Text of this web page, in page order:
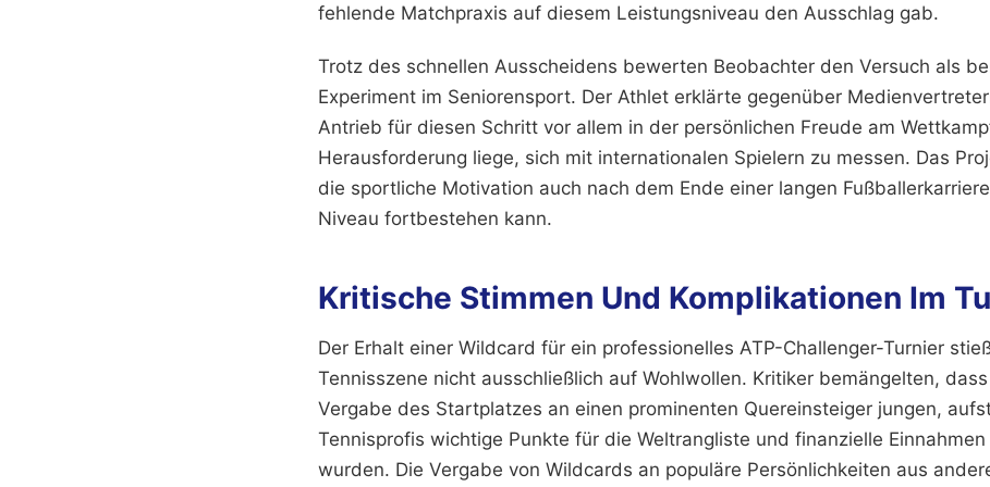
fehlende Matchpraxis auf diesem Leistungsniveau den Ausschlag gab.
Trotz des schnellen Ausscheidens bewerten Beobachter den Versuch als
Experiment im Seniorensport. Der Athlet erklärte gegenüber
Antrieb für diesen Schritt vor allem in der persönlichen Freude am
Herausforderung liege, sich mit internationalen Spielern zu messen. Das
die sportliche Motivation auch nach dem Ende einer langen
Niveau fortbestehen kann.
Kritische Stimmen Und Komplikationen Im
Der Erhalt einer Wildcard für ein professionelles ATP-Challenger-Turnier
Tennisszene nicht ausschließlich auf Wohlwollen. Kritiker bemängelten,
Vergabe des Startplatzes an einen prominenten Quereinsteiger jungen,
Tennisprofis wichtige Punkte für die Weltrangliste und finanzielle
wurden. Die Vergabe von Wildcards an populäre Persönlichkeiten aus